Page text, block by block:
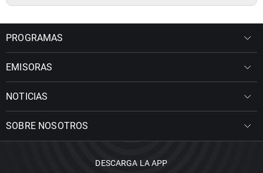
PROGRAMAS
EMISORAS
NOTICIAS
SOBRE NOSOTROS
DESCARGA LA APP